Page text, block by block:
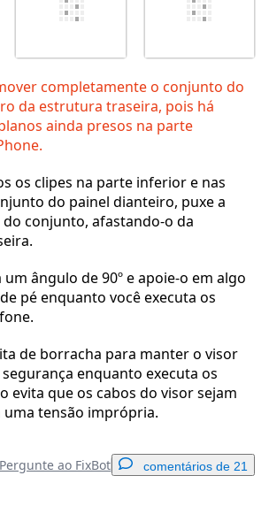
completamente o conjunto do
da estrutura traseira, pois há
ainda presos na parte
os clipes na parte inferior e nas
do painel dianteiro, puxe a
conjunto, afastando-o da
ângulo de 90º e apoie-o em algo
pé enquanto você executa os
de borracha para manter o visor
enquanto executa os
evita que os cabos do visor sejam
tensão imprópria.
Pergunte ao FixBot comentários de 21